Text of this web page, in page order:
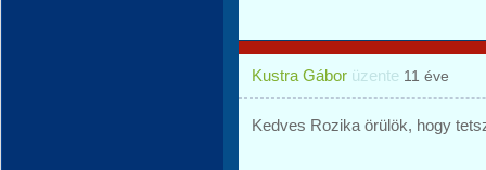
Kustra Gábor üzente 11 éve
Kedves Rozika örülök, hogy